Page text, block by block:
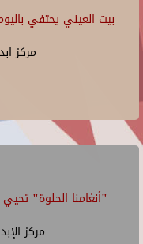
بيت العيني يحتفي
مركز
"أنغامنا الحلوة"
مركز